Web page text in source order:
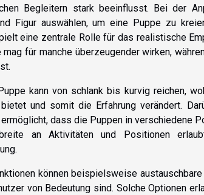
Begleitern stark beeinflusst. Bei der
Figur auswählen, um eine Puppe zu
eine zentrale Rolle für das realistische
für manche überzeugender wirken,
kann von schlank bis kurvig reichen,
bietet und somit die Erfahrung verändert.
dass die Puppen in verschiedene
an Aktivitäten und Positionen
können beispielsweise
von Bedeutung sind. Solche Optionen